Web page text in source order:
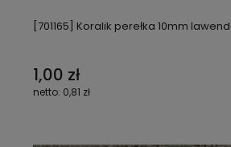
[701165] Koralik perełka 10mm
1,00 zł
0,81 zł